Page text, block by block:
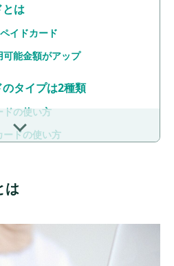
は
イドカード
能金額がアップ
タイプは2種類
ドの使い方
ードの使い方
富
ある
ントが使える
は